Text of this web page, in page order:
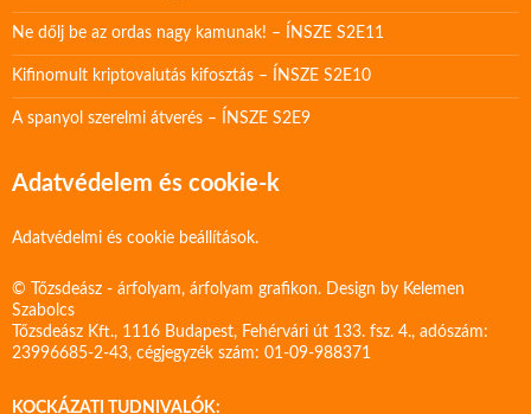
Ne dőlj be az ordas nagy kamunak! – ÍNSZE S2E11
Kifinomult kriptovalutás kifosztás – ÍNSZE S2E10
A spanyol szerelmi átverés – ÍNSZE S2E9
Adatvédelem és cookie-k
Adatvédelmi és cookie beállítások.
© Tőzsdeász - árfolyam, árfolyam grafikon. Design by Kelemen
Szabolcs
Tőzsdeász Kft., 1116 Budapest, Fehérvári út 133. fsz. 4., adószám:
23996685-2-43, cégjegyzék szám: 01-09-988371
KOCKÁZATI TUDNIVALÓK: